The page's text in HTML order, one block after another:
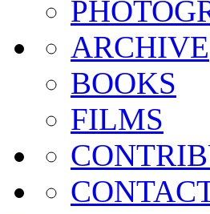
ARCHIVE
BOOKS
FILMS